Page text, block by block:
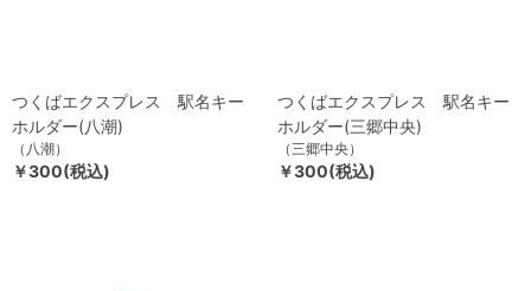
つくばエクスプレス 駅名キー
ホルダー(八潮)
（八潮）
￥300(税込)
つくばエクスプレス 駅名キー
ホルダー(三郷中央)
（三郷中央）
￥300(税込)